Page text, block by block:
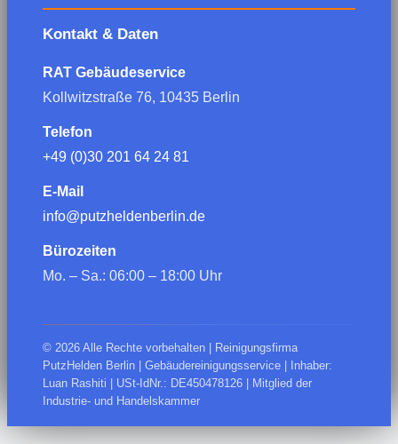
Kontakt & Daten
RAT Gebäudeservice
Kollwitzstraße 76, 10435 Berlin
Telefon
+49 (0)30 201 64 24 81
E-Mail
info@putzheldenberlin.de
Bürozeiten
Mo. – Sa.: 06:00 – 18:00 Uhr
© 2026 Alle Rechte vorbehalten | Reinigungsfirma
PutzHelden Berlin | Gebäudereinigungsservice | Inhaber:
Luan Rashiti | USt-IdNr.: DE450478126 | Mitglied der
Industrie- und Handelskammer